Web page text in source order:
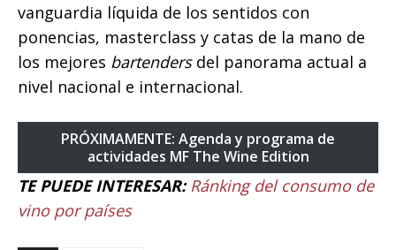
vanguardia líquida de los sentidos con
ponencias, masterclass y catas de la mano de
los mejores bartendersdel panorama actual a
nivel nacional e internacional.
PRÓXIMAMENTE: Agenda y programa de
actividades MF The Wine Edition
TE PUEDE INTERESAR: Ránking del consumo de
vino por países